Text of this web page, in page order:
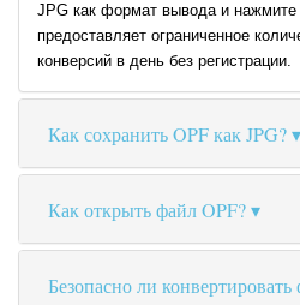
JPG как формат вывода и нажмите
предоставляет ограниченное
конверсий в день без регистрации.
Как сохранить OPF как JPG?
Как открыть файл OPF?
Безопасно ли